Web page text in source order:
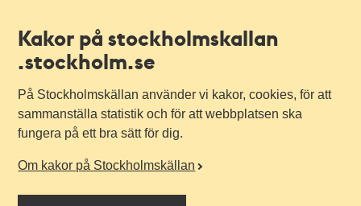
Kakor på stockholmskallan
.stockholm.se
På Stockholmskällan använder vi kakor, cookies, för att
sammanställa statistik och för att webbplatsen ska
fungera på ett bra sätt för dig.
Om kakor på Stockholmskällan